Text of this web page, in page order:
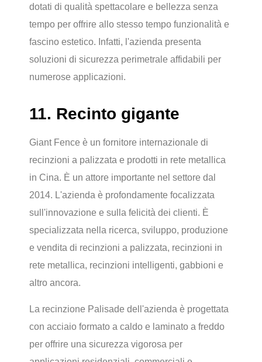
dotati di qualità spettacolare e bellezza senza
tempo per offrire allo stesso tempo funzionalità e
fascino estetico. Infatti, l'azienda presenta
soluzioni di sicurezza perimetrale affidabili per
numerose applicazioni.
11. Recinto gigante
Giant Fence è un fornitore internazionale di
recinzioni a palizzata e prodotti in rete metallica
in Cina. È un attore importante nel settore dal
2014. L'azienda è profondamente focalizzata
sull'innovazione e sulla felicità dei clienti. È
specializzata nella ricerca, sviluppo, produzione
e vendita di recinzioni a palizzata, recinzioni in
rete metallica, recinzioni intelligenti, gabbioni e
altro ancora.
La recinzione Palisade dell'azienda è progettata
con acciaio formato a caldo e laminato a freddo
per offrire una sicurezza vigorosa per